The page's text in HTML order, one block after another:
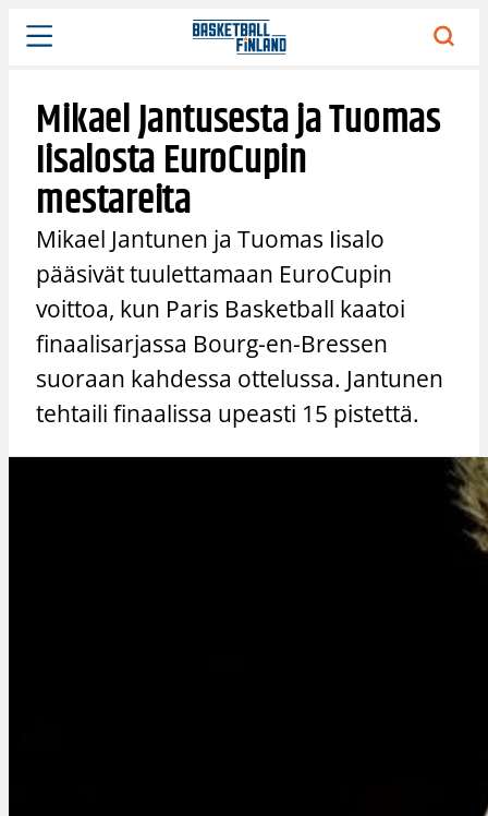
Siirry
sisältöön
Mikael Jantusesta ja Tuomas
Iisalosta EuroCupin
mestareita
Mikael Jantunen ja Tuomas Iisalo
pääsivät tuulettamaan EuroCupin
voittoa, kun Paris Basketball kaatoi
finaalisarjassa Bourg-en-Bressen
suoraan kahdessa ottelussa. Jantunen
tehtaili finaalissa upeasti 15 pistettä.